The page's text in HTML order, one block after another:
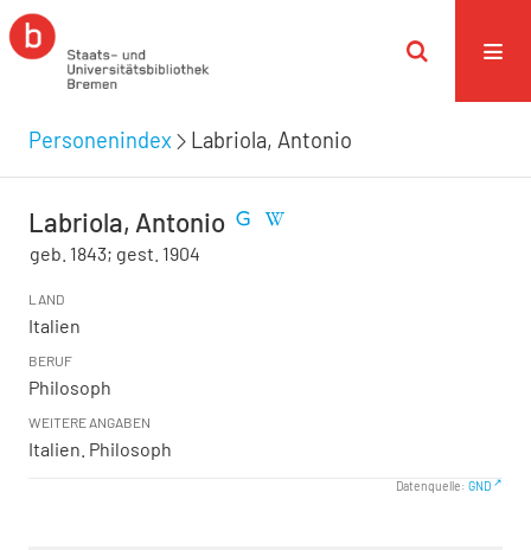
Personenindex Labriola, Antonio
Labriola, Antonio
geb. 1843; gest. 1904
LAND
Italien
BERUF
Philosoph
WEITERE ANGABEN
Italien. Philosoph
Datenquelle: GND